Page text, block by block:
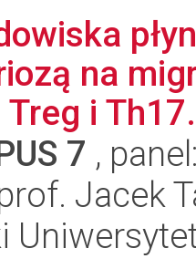
na
i
7 ,
Jacek